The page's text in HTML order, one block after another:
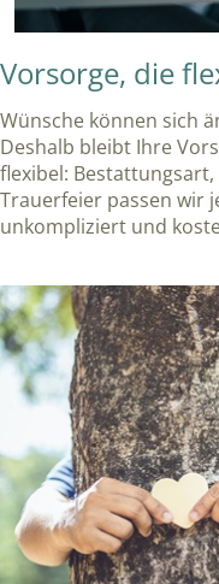
Vorsorge, die
Wünsche können sich
Deshalb bleibt Ihre
flexibel:
Trauerfeier passen wir
unkompliziert und